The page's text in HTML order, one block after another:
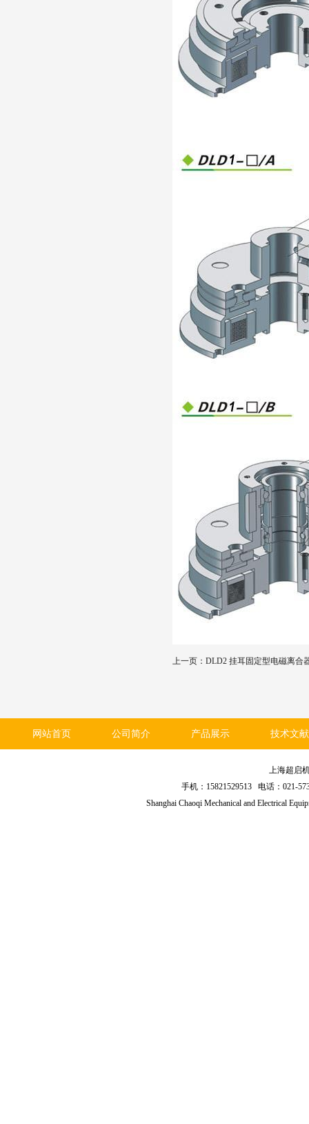
上一页：DLD2 挂耳固定型电磁离合
网站首页 公司简介 产品展示 技术文献
上海超启
手机：15821529513 电话：021-
Shanghai Chaoqi Mechanical and Electrical